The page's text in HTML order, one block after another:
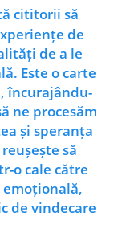
cititorii să
de
de a le
Este o carte
încurajându-
ne procesăm
și speranța
să
o cale către
de vindecare